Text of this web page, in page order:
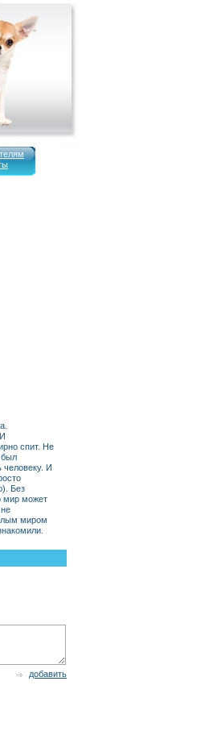
спит. Не
был
человеку. И
Без
мир может
миром
добавить